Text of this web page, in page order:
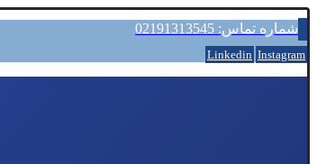
شماره تماس: 02191313545
Linkedin Instagram